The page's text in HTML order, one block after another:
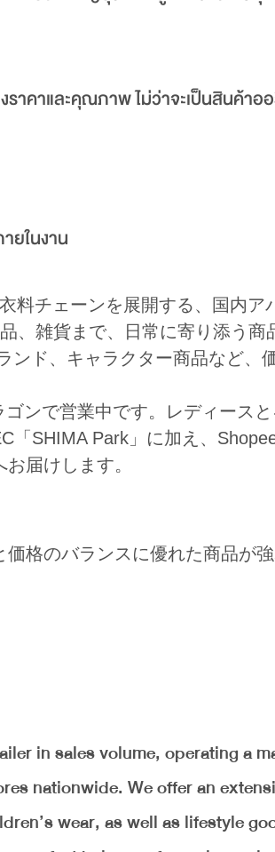
าคาและคุณภาพ ไม่ว่าจะเป็นสินค้าอ
ยในงาน
料チェーンを展開する、国内ア
、雑貨まで、日常に寄り添う商
ンド、キャラクター商品など、
ンで営業中です。レディース
「SHIMA Park」に加え、
届けします。
格のバランスに優れた商品が強
in sales volume, operating a
nationwide. We offer an
wear, as well as lifestyle